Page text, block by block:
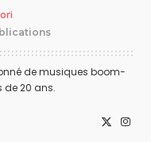
de musiques boom-
de 20 ans.